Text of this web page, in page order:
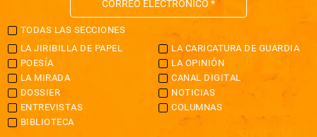
TODAS LAS SECCIONES
LA JIRIBILLA DE PAPEL
LA CARICATURA DE GUARDIA
POESÍA
LA OPINIÓN
LA MIRADA
CANAL DIGITAL
DOSSIER
NOTICIAS
ENTREVISTAS
COLUMNAS
BIBLIOTECA